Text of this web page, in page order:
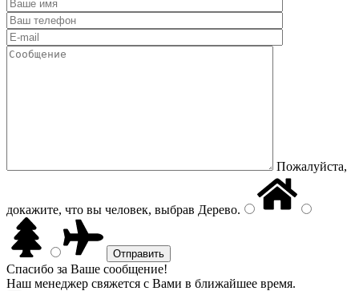
Пожалуйста,
докажите, что вы человек, выбрав Дерево.
Спасибо за Ваше сообщение!
Наш менеджер свяжется с Вами в ближайшее время.